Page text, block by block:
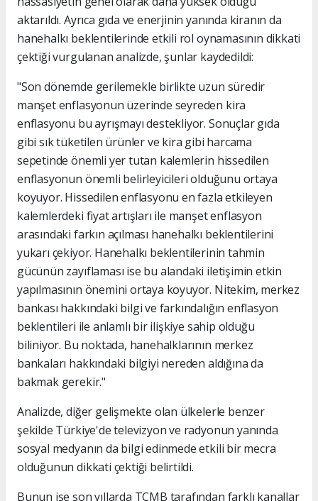
aktarıldı. Ayrıca gıda ve enerjinin yanında kiranın da
hanehalkı beklentilerinde etkili rol oynamasının dikkati
çektiği vurgulanan analizde, şunlar kaydedildi:
"Son dönemde gerilemekle birlikte uzun süredir
manşet enflasyonun üzerinde seyreden kira
enflasyonu bu ayrışmayı destekliyor. Sonuçlar gıda
gibi sık tüketilen ürünler ve kira gibi harcama
sepetinde önemli yer tutan kalemlerin hissedilen
enflasyonun önemli belirleyicileri olduğunu ortaya
koyuyor. Hissedilen enflasyonu en fazla etkileyen
kalemlerdeki fiyat artışları ile manşet enflasyon
arasındaki farkın açılması hanehalkı beklentilerini
yukarı çekiyor. Hanehalkı beklentilerinin tahmin
gücünün zayıflaması ise bu alandaki iletişimin etkin
yapılmasının önemini ortaya koyuyor. Nitekim, merkez
bankası hakkındaki bilgi ve farkındalığın enflasyon
beklentileri ile anlamlı bir ilişkiye sahip olduğu
biliniyor. Bu noktada, hanehalklarının merkez
bankaları hakkındaki bilgiyi nereden aldığına da
bakmak gerekir."
Analizde, diğer gelişmekte olan ülkelerle benzer
şekilde Türkiye'de televizyon ve radyonun yanında
sosyal medyanın da bilgi edinmede etkili bir mecra
olduğunun dikkati çektiği belirtildi.
Bunun ise son yıllarda TCMB tarafından farklı kanallar